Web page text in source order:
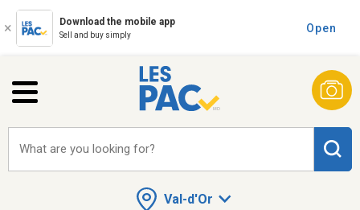
Download the mobile app
Sell and buy simply
Open
Val-d'Or
What are you looking for?